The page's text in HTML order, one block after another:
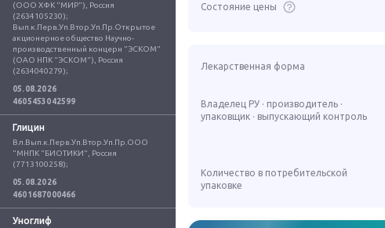
(ООО ХФК "МИР"), Россия
(2634105230);
Вып.к.Перв.Уп.Втор.Уп.Пр.Открытое
акционерное общество Научно-
производственный концерн "ЭСКОМ"
(ОАО НПК "ЭСКОМ"), Россия
(2634040279);
05.08.2026
4605453042599
Глицин
Вл.Вып.к.Перв.Уп.Втор.Уп.Пр.ООО
"МНПК "БИОТИКИ", Россия
(7713100258);
05.08.2026
4601687000466
Уноглиф
Состояние цены
Лекарственная форма
Владелец РУ · производитель ·
упаковщик · выпускающий контроль
Количество в потребительской
упаковке